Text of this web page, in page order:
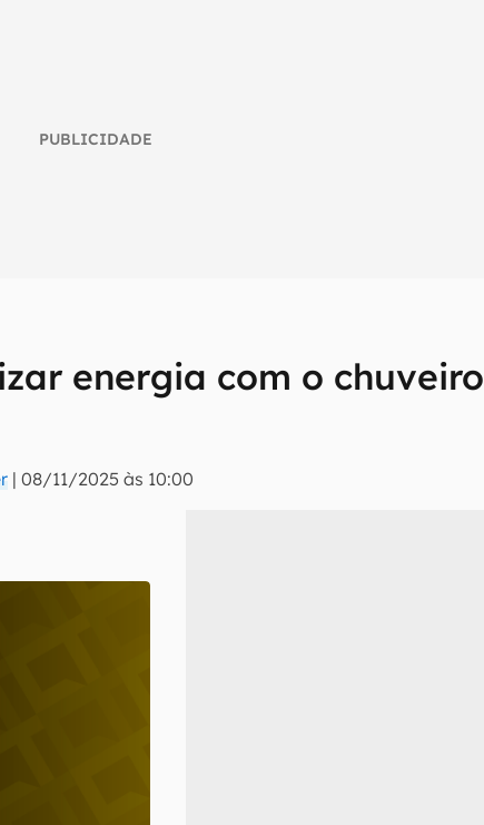
PUBLICIDADE
energia com o chuveiro
|08/11/2025 às 10:00
tech!
notícias e reviews sobre tecnologia em primeira